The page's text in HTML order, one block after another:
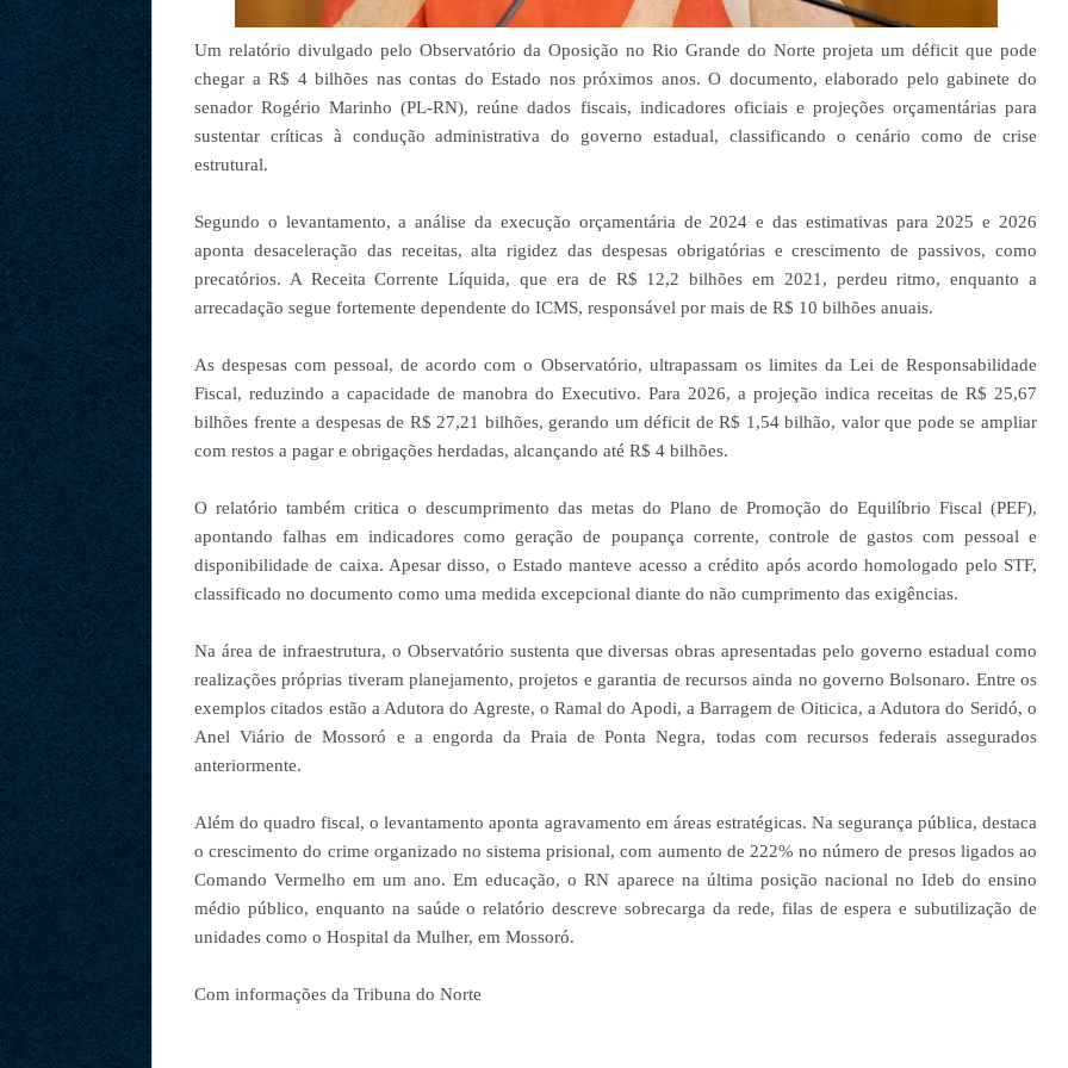
Um relatório divulgado pelo Observatório da Oposição no Rio Grande do Norte projeta um déficit que pode
chegar a R$ 4 bilhões nas contas do Estado nos próximos anos. O documento, elaborado pelo gabinete do
senador Rogério Marinho (PL-RN), reúne dados fiscais, indicadores oficiais e projeções orçamentárias para
sustentar críticas à condução administrativa do governo estadual, classificando o cenário como de crise
estrutural.
Segundo o levantamento, a análise da execução orçamentária de 2024 e das estimativas para 2025 e 2026
aponta desaceleração das receitas, alta rigidez das despesas obrigatórias e crescimento de passivos, como
precatórios. A Receita Corrente Líquida, que era de R$ 12,2 bilhões em 2021, perdeu ritmo, enquanto a
arrecadação segue fortemente dependente do ICMS, responsável por mais de R$ 10 bilhões anuais.
As despesas com pessoal, de acordo com o Observatório, ultrapassam os limites da Lei de Responsabilidade
Fiscal, reduzindo a capacidade de manobra do Executivo. Para 2026, a projeção indica receitas de R$ 25,67
bilhões frente a despesas de R$ 27,21 bilhões, gerando um déficit de R$ 1,54 bilhão, valor que pode se ampliar
com restos a pagar e obrigações herdadas, alcançando até R$ 4 bilhões.
O relatório também critica o descumprimento das metas do Plano de Promoção do Equilíbrio Fiscal (PEF),
apontando falhas em indicadores como geração de poupança corrente, controle de gastos com pessoal e
disponibilidade de caixa. Apesar disso, o Estado manteve acesso a crédito após acordo homologado pelo STF,
classificado no documento como uma medida excepcional diante do não cumprimento das exigências.
Na área de infraestrutura, o Observatório sustenta que diversas obras apresentadas pelo governo estadual como
realizações próprias tiveram planejamento, projetos e garantia de recursos ainda no governo Bolsonaro. Entre os
exemplos citados estão a Adutora do Agreste, o Ramal do Apodi, a Barragem de Oiticica, a Adutora do Seridó, o
Anel Viário de Mossoró e a engorda da Praia de Ponta Negra, todas com recursos federais assegurados
anteriormente.
Além do quadro fiscal, o levantamento aponta agravamento em áreas estratégicas. Na segurança pública, destaca
o crescimento do crime organizado no sistema prisional, com aumento de 222% no número de presos ligados ao
Comando Vermelho em um ano. Em educação, o RN aparece na última posição nacional no Ideb do ensino
médio público, enquanto na saúde o relatório descreve sobrecarga da rede, filas de espera e subutilização de
unidades como o Hospital da Mulher, em Mossoró.
Com informações da Tribuna do Norte